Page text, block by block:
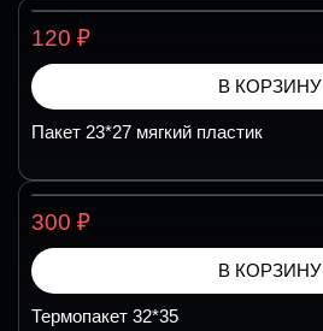
120 ₽
В КОРЗИНУ
Пакет 23*27 мягкий пластик
300 ₽
В КОРЗИНУ
Термопакет 32*35